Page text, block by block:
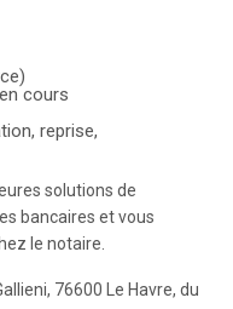
cours
reprise,
solutions de
bancaires et vous
le notaire.
76600 Le Havre, du